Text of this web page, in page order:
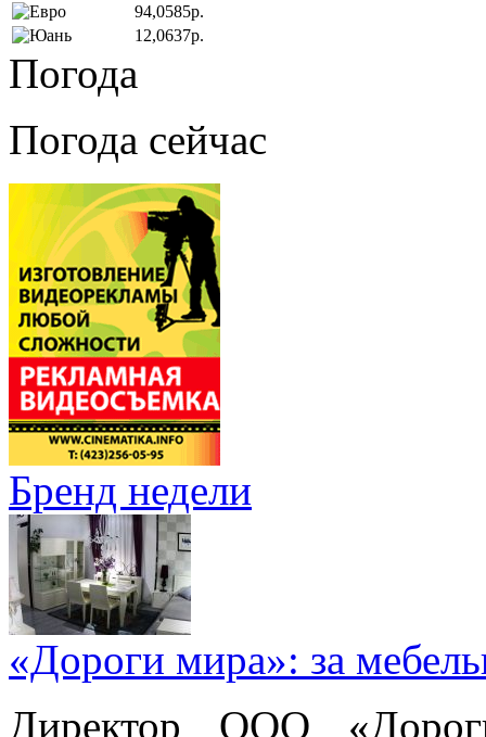
94,0585р.
12,0637р.
Погода
Погода сейчас
Бренд недели
«Дороги мира»: за
Директор ООО